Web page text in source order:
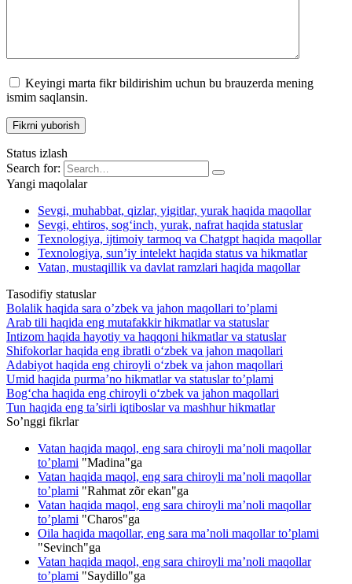
Keyingi marta fikr bildirishim uchun bu brauzerda mening
ismim saqlansin.
Status izlash
Search for:
Yangi maqolalar
Sevgi, muhabbat, qizlar, yigitlar, yurak haqida maqollar
Sevgi, ehtiros, sog‘inch, yurak, nafrat haqida statuslar
Texnologiya, ijtimoiy tarmoq va Chatgpt haqida maqollar
Texnologiya, sun’iy intelekt haqida status va hikmatlar
Vatan, mustaqillik va davlat ramzlari haqida maqollar
Tasodifiy statuslar
Bolalik haqida sara o’zbek va jahon maqollari to’plami
Arab tili haqida eng mutafakkir hikmatlar va statuslar
Intizom haqida hayotiy va haqqoni hikmatlar va statuslar
Shifokorlar haqida eng ibratli o‘zbek va jahon maqollari
Adabiyot haqida eng chiroyli o‘zbek va jahon maqollari
Umid haqida purma’no hikmatlar va statuslar to’plami
Bog‘cha haqida eng chiroyli o‘zbek va jahon maqollari
Tun haqida eng ta’sirli iqtiboslar va mashhur hikmatlar
So’nggi fikrlar
Vatan haqida maqol, eng sara chiroyli ma’noli maqollar
to’plami "Madina"ga
Vatan haqida maqol, eng sara chiroyli ma’noli maqollar
to’plami "Rahmat zõr ekan"ga
Vatan haqida maqol, eng sara chiroyli ma’noli maqollar
to’plami "Charos"ga
Oila haqida maqollar, eng sara ma’noli maqollar to’plami
"Sevinch"ga
Vatan haqida maqol, eng sara chiroyli ma’noli maqollar
to’plami "Saydillo"ga